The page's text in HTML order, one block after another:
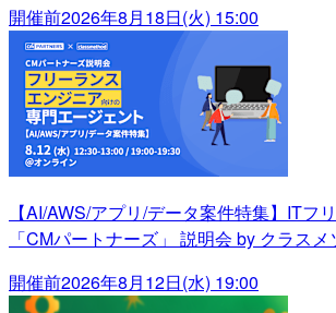
開催前2026年8月18日(火) 15:00
【AI/AWS/アプリ/データ案件特集】ITフ
「CMパートナーズ」 説明会 by クラスメ
開催前2026年8月12日(水) 19:00